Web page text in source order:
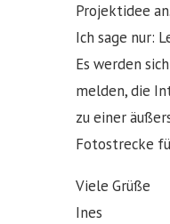
Projektidee an.
Ich sage nur:
Es werden
melden, die
zu einer
Fotostrecke
Viele Grüße
Ines